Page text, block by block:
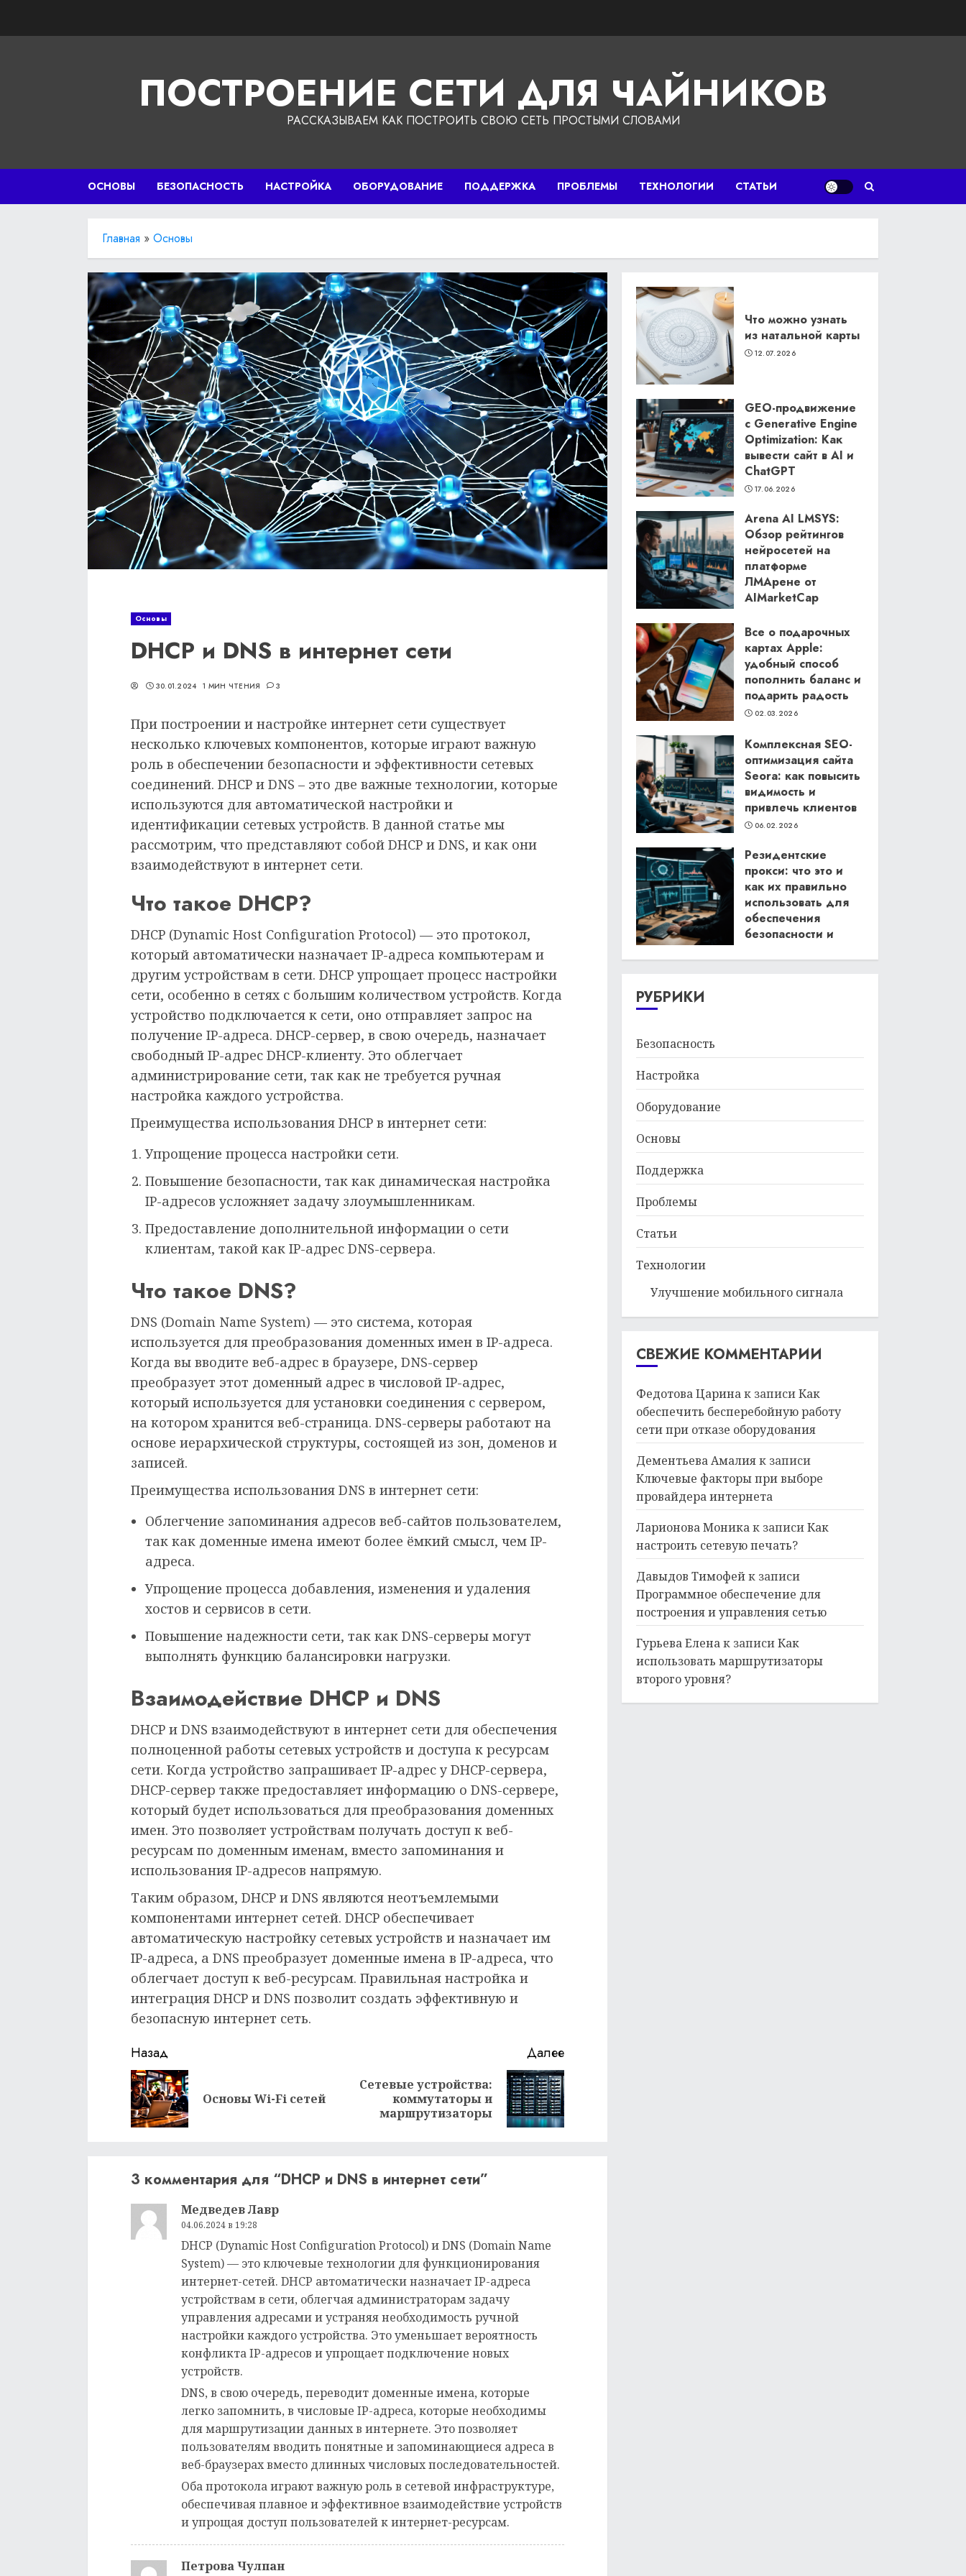
ПОСТРОЕНИЕ СЕТИ ДЛЯ ЧАЙНИКОВ
РАССКАЗЫВАЕМ КАК ПОСТРОИТЬ СВОЮ СЕТЬ ПРОСТЫМИ СЛОВАМИ
ОСНОВЫ БЕЗОПАСНОСТЬ НАСТРОЙКА ОБОРУДОВАНИЕ ПОДДЕРЖКА ПРОБЛЕМЫ ТЕХНОЛОГИИ СТАТЬИ
Главная » Основы
Основы
DHCP и DNS в интернет сети
30.01.2024 1 МИН ЧТЕНИЯ 3
При построении и настройке интернет сети существует
несколько ключевых компонентов, которые играют важную
роль в обеспечении безопасности и эффективности сетевых
соединений. DHCP и DNS – это две важные технологии, которые
используются для автоматической настройки и
идентификации сетевых устройств. В данной статье мы
рассмотрим, что представляют собой DHCP и DNS, и как они
взаимодействуют в интернет сети.
Что такое DHCP?
DHCP (Dynamic Host Configuration Protocol) — это протокол,
который автоматически назначает IP-адреса компьютерам и
другим устройствам в сети. DHCP упрощает процесс настройки
сети, особенно в сетях с большим количеством устройств. Когда
устройство подключается к сети, оно отправляет запрос на
получение IP-адреса. DHCP-сервер, в свою очередь, назначает
свободный IP-адрес DHCP-клиенту. Это облегчает
администрирование сети, так как не требуется ручная
настройка каждого устройства.
Преимущества использования DHCP в интернет сети:
Упрощение процесса настройки сети.
Повышение безопасности, так как динамическая настройка
IP-адресов усложняет задачу злоумышленникам.
Предоставление дополнительной информации о сети
клиентам, такой как IP-адрес DNS-сервера.
Что такое DNS?
DNS (Domain Name System) — это система, которая
используется для преобразования доменных имен в IP-адреса.
Когда вы вводите веб-адрес в браузере, DNS-сервер
преобразует этот доменный адрес в числовой IP-адрес,
который используется для установки соединения с сервером,
на котором хранится веб-страница. DNS-серверы работают на
основе иерархической структуры, состоящей из зон, доменов и
записей.
Преимущества использования DNS в интернет сети:
Облегчение запоминания адресов веб-сайтов пользователем,
так как доменные имена имеют более ёмкий смысл, чем IP-
адреса.
Упрощение процесса добавления, изменения и удаления
хостов и сервисов в сети.
Повышение надежности сети, так как DNS-серверы могут
выполнять функцию балансировки нагрузки.
Взаимодействие DHCP и DNS
DHCP и DNS взаимодействуют в интернет сети для обеспечения
полноценной работы сетевых устройств и доступа к ресурсам
сети. Когда устройство запрашивает IP-адрес у DHCP-сервера,
DHCP-сервер также предоставляет информацию о DNS-сервере,
который будет использоваться для преобразования доменных
имен. Это позволяет устройствам получать доступ к веб-
ресурсам по доменным именам, вместо запоминания и
использования IP-адресов напрямую.
Таким образом, DHCP и DNS являются неотъемлемыми
компонентами интернет сетей. DHCP обеспечивает
автоматическую настройку сетевых устройств и назначает им
IP-адреса, а DNS преобразует доменные имена в IP-адреса, что
облегчает доступ к веб-ресурсам. Правильная настройка и
интеграция DHCP и DNS позволит создать эффективную и
безопасную интернет сеть.
Продолжить
чтение
Назад
Предыдущая
запись:
Основы Wi-Fi сетей
Далее
Следующая
запись:
Сетевые устройства:
коммутаторы и
маршрутизаторы
3 комментария для “DHCP и DNS в интернет сети”
Медведев Лавр
04.06.2024 в 19:28
DHCP (Dynamic Host Configuration Protocol) и DNS (Domain Name
System) — это ключевые технологии для функционирования
интернет-сетей. DHCP автоматически назначает IP-адреса
устройствам в сети, облегчая администраторам задачу
управления адресами и устраняя необходимость ручной
настройки каждого устройства. Это уменьшает вероятность
конфликта IP-адресов и упрощает подключение новых
устройств.
DNS, в свою очередь, переводит доменные имена, которые
легко запомнить, в числовые IP-адреса, которые необходимы
для маршрутизации данных в интернете. Это позволяет
пользователям вводить понятные и запоминающиеся адреса в
веб-браузерах вместо длинных числовых последовательностей.
Оба протокола играют важную роль в сетевой инфраструктуре,
обеспечивая плавное и эффективное взаимодействие устройств
и упрощая доступ пользователей к интернет-ресурсам.
Петрова Чулпан
Что можно узнать
из натальной карты
12.07.2026
GEO-продвижение
с Generative Engine
Optimization: Как
вывести сайт в AI и
ChatGPT
17.06.2026
Arena AI LMSYS:
Обзор рейтингов
нейросетей на
платформе
ЛМАрене от
AIMarketCap
Все о подарочных
картах Apple:
удобный способ
пополнить баланс и
подарить радость
02.03.2026
Комплексная SEO-
оптимизация сайта
Seora: как повысить
видимость и
привлечь клиентов
06.02.2026
Резидентские
прокси: что это и
как их правильно
использовать для
обеспечения
безопасности и
РУБРИКИ
Безопасность
Настройка
Оборудование
Основы
Поддержка
Проблемы
Статьи
Технологии
Улучшение мобильного сигнала
СВЕЖИЕ КОММЕНТАРИИ
Федотова Царинак записиКак
обеспечить бесперебойную работу
сети при отказе оборудования
Дементьева Амалияк записи
Ключевые факторы при выборе
провайдера интернета
Ларионова Моникак записиКак
настроить сетевую печать?
Давыдов Тимофейк записи
Программное обеспечение для
построения и управления сетью
Гурьева Еленак записиКак
использовать маршрутизаторы
второго уровня?